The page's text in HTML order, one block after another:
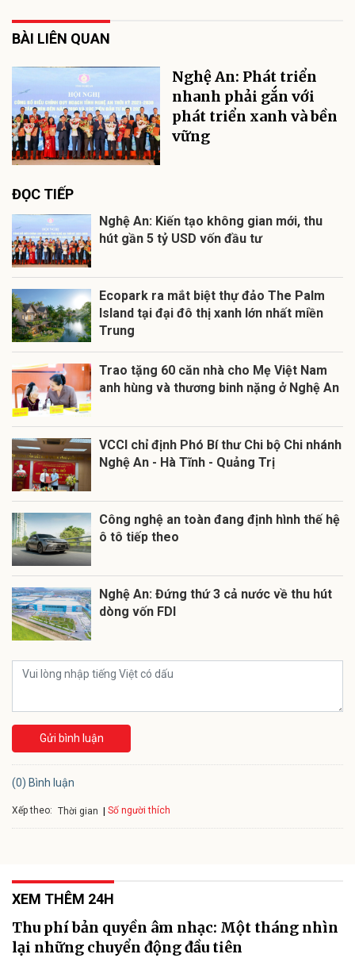
BÀI LIÊN QUAN
Nghệ An: Phát triển
nhanh phải gắn với
phát triển xanh và bền
vững
ĐỌC TIẾP
Nghệ An: Kiến tạo không gian mới, thu
hút gần 5 tỷ USD vốn đầu tư
Ecopark ra mắt biệt thự đảo The Palm
Island tại đại đô thị xanh lớn nhất miền
Trung
Trao tặng 60 căn nhà cho Mẹ Việt Nam
anh hùng và thương binh nặng ở Nghệ An
VCCI chỉ định Phó Bí thư Chi bộ Chi nhánh
Nghệ An - Hà Tĩnh - Quảng Trị
Công nghệ an toàn đang định hình thế hệ
ô tô tiếp theo
Nghệ An: Đứng thứ 3 cả nước về thu hút
dòng vốn FDI
Gửi bình luận
(0) Bình luận
Xếp theo: Thời gian Số người thích
XEM THÊM 24H
Thu phí bản quyền âm nhạc: Một tháng nhìn
lại những chuyển động đầu tiên